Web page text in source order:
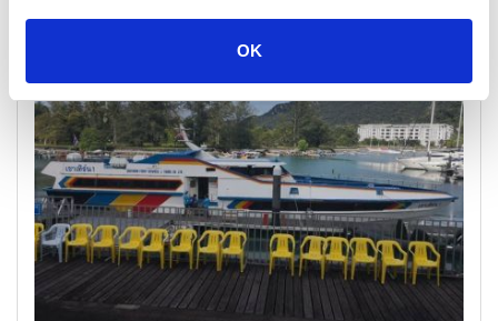
OK